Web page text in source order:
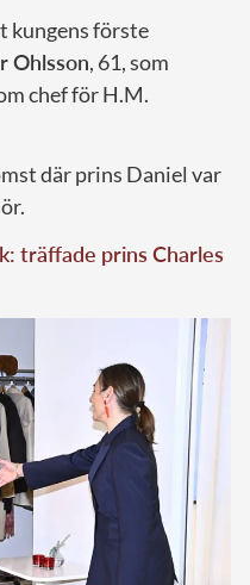
kungens förste
Ohlsson, 61, som
chef för H.M.
där prins Daniel var
träffade prins Charles